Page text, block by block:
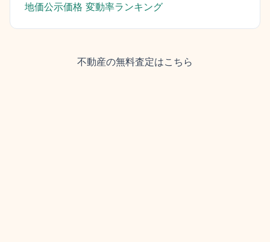
地価公示価格 変動率ランキング
不動産の無料査定はこちら